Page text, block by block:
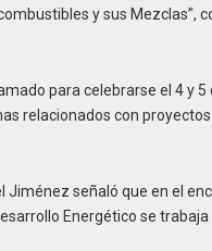
y sus Mezclas”,
para celebrarse el 4 y
relacionados con
Jiménez señaló que en el
Energético se